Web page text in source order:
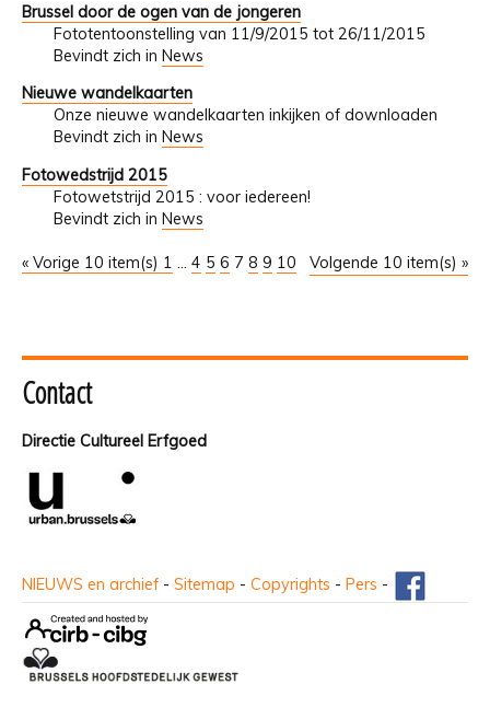
Brussel door de ogen van de jongeren
Fototentoonstelling van 11/9/2015 tot 26/11/2015
Bevindt zich in News
Nieuwe wandelkaarten
Onze nieuwe wandelkaarten inkijken of downloaden
Bevindt zich in News
Fotowedstrijd 2015
Fotowetstrijd 2015 : voor iedereen!
Bevindt zich in News
« Vorige 10 item(s) Volgende 10 item(s) »
1 ... 4 5 6 7 8 9 10
Contact
Directie Cultureel Erfgoed
NIEUWS en archief - Sitemap - Copyrights - Pers -